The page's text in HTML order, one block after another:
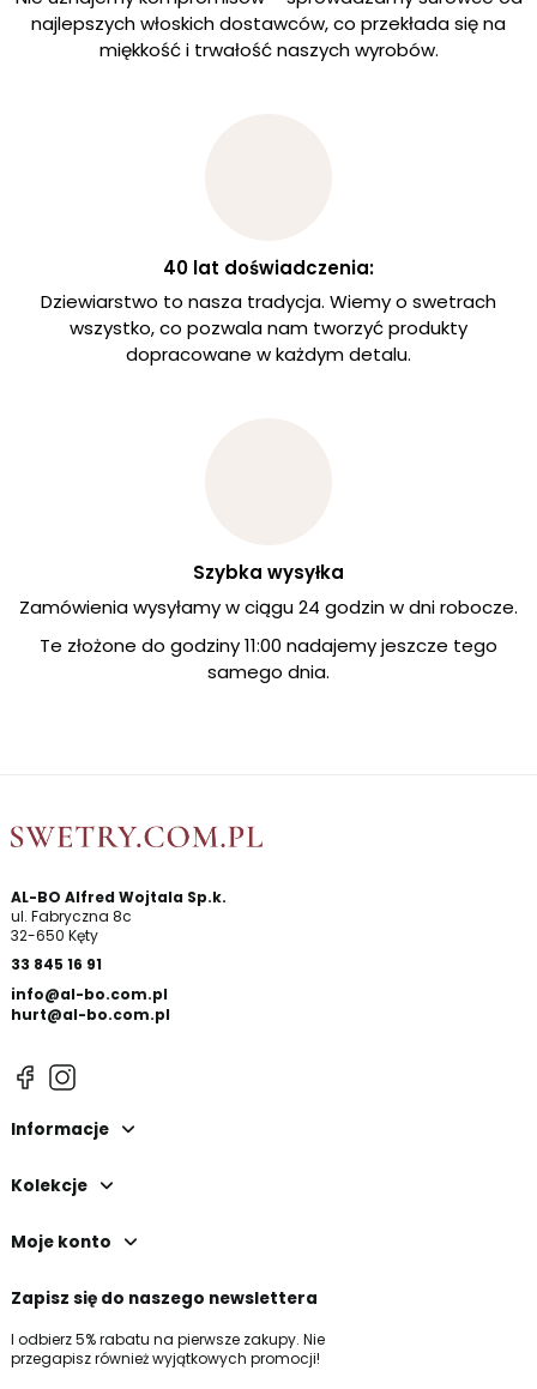
najlepszych włoskich dostawców, co przekłada się na
miękkość i trwałość naszych wyrobów.
40 lat doświadczenia:
Dziewiarstwo to nasza tradycja. Wiemy o swetrach
wszystko, co pozwala nam tworzyć produkty
dopracowane w każdym detalu.
Szybka wysyłka
Zamówienia wysyłamy w ciągu 24 godzin w dni robocze.
Te złożone do godziny 11:00 nadajemy jeszcze tego
samego dnia.
AL-BO Alfred Wojtala Sp.k.
ul. Fabryczna 8c
32-650 Kęty
33 845 16 91
info@al-bo.com.pl
hurt@al-bo.com.pl
Informacje
Kolekcje
Moje konto
Zapisz się do naszego newslettera
I odbierz 5% rabatu na pierwsze zakupy. Nie
przegapisz również wyjątkowych promocji!